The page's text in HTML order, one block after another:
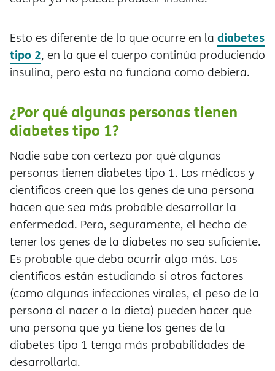
Esto es diferente de lo que ocurre en la diabetes
tipo 2, en la que el cuerpo continúa produciendo
insulina, pero esta no funciona como debiera.
¿Por qué algunas personas tienen
diabetes tipo 1?
Nadie sabe con certeza por qué algunas
personas tienen diabetes tipo 1. Los médicos y
científicos creen que los genes de una persona
hacen que sea más probable desarrollar la
enfermedad. Pero, seguramente, el hecho de
tener los genes de la diabetes no sea suficiente.
Es probable que deba ocurrir algo más. Los
científicos están estudiando si otros factores
(como algunas infecciones virales, el peso de la
persona al nacer o la dieta) pueden hacer que
una persona que ya tiene los genes de la
diabetes tipo 1 tenga más probabilidades de
desarrollarla.